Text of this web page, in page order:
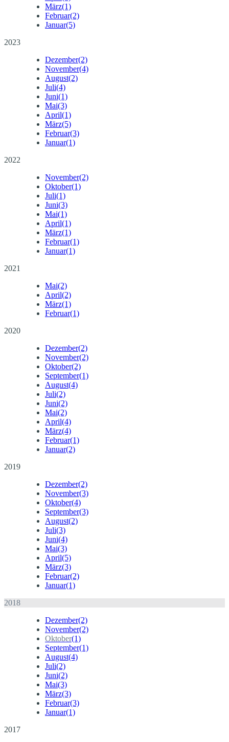
März(1)
Februar(2)
Januar(5)
2023
Dezember(2)
November(4)
August(2)
Juli(4)
Juni(1)
Mai(3)
April(1)
März(5)
Februar(3)
Januar(1)
2022
November(2)
Oktober(1)
Juli(1)
Juni(3)
Mai(1)
April(1)
März(1)
Februar(1)
Januar(1)
2021
Mai(2)
April(2)
März(1)
Februar(1)
2020
Dezember(2)
November(2)
Oktober(2)
September(1)
August(4)
Juli(2)
Juni(2)
Mai(2)
April(4)
März(4)
Februar(1)
Januar(2)
2019
Dezember(2)
November(3)
Oktober(4)
September(3)
August(2)
Juli(3)
Juni(4)
Mai(3)
April(5)
März(3)
Februar(2)
Januar(1)
2018
Dezember(2)
November(2)
Oktober(1)
September(1)
August(4)
Juli(2)
Juni(2)
Mai(3)
März(3)
Februar(3)
Januar(1)
2017